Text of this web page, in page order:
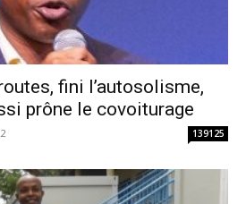
fini l’autosolisme,
prône le covoiturage
139125